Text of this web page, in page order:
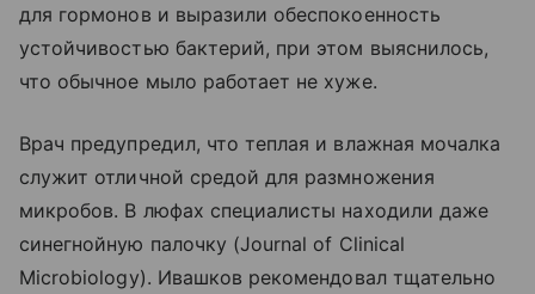
для гормонов и выразили обеспокоенность
устойчивостью бактерий, при этом выяснилось,
что обычное мыло работает не хуже.
Врач предупредил, что теплая и влажная мочалка
служит отличной средой для размножения
микробов. В люфах специалисты находили даже
синегнойную палочку (Journal of Clinical
Microbiology). Ивашков рекомендовал тщательно